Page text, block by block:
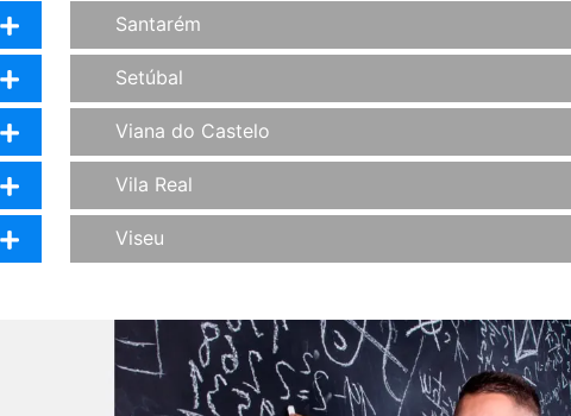
Santarém
Setúbal
Viana do Castelo
Vila Real
Viseu